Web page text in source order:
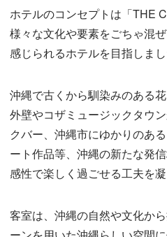
ホテルのコンセプトは「THE
様々な文化や要素をごちゃ混
感じられるホテルを目指しまし
沖縄で古くから馴染みのある
外壁やコザミュージックタウ
クバー、沖縄市にゆかりのあ
ート作品等、沖縄の新たな発
感性で楽しく過ごせる工夫を凝
客室は、沖縄の自然や文化か